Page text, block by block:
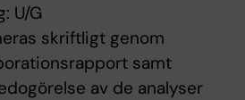
U/G
skriftligt genom
samt
av de analyser